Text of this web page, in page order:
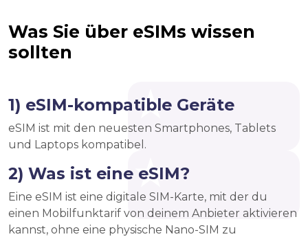
Was Sie über eSIMs wissen
sollten
1) eSIM-kompatible Geräte
eSIM ist mit den neuesten Smartphones, Tablets
und Laptops kompatibel.
2) Was ist eine eSIM?
Eine eSIM ist eine digitale SIM-Karte, mit der du
einen Mobilfunktarif von deinem Anbieter aktivieren
kannst, ohne eine physische Nano-SIM zu